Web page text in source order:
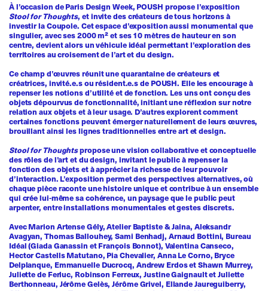
À l’occasion de Paris Design Week, POUSH propose l’exposition
Stool for Thoughts, et invite des créateurs de tous horizons à
investir la Coupole. Cet espace d’exposition aussi monumental que
singulier, avec ses 2000 m² et ses 10 mètres de hauteur en son
centre, devient alors un véhicule idéal permettant l’exploration des
territoires au croisement de l’art et du design.
Ce champ d’œuvres réunit une quarantaine de créateurs et
créatrices, invité.e.s ou résident.e.s de POUSH. Elle les encourage à
repenser les notions d’utilité et de fonction. Les uns ont conçu des
objets dépourvus de fonctionnalité, initiant une réflexion sur notre
relation aux objets et à leur usage. D’autres explorent comment
certaines fonctions peuvent émerger naturellement de leurs œuvres,
brouillant ainsi les lignes traditionnelles entre art et design.
Stool for Thoughtspropose une vision collaborative et conceptuelle
des rôles de l’art et du design, invitant le public à repenser la
fonction des objets et à apprécier la richesse de leur pouvoir
d’interaction. L’exposition permet des perspectives alternatives, où
chaque pièce raconte une histoire unique et contribue à un ensemble
qui crée lui-même sa cohérence, un paysage que le public peut
arpenter, entre installations monumentales et gestes discrets.
Avec Marion Artense Gély, Atelier Baptiste & Jaina, Aleksandr
Avagyan, Thomas Ballouhey, Sami Benhadj, Arnaud Bottini, Bureau
Idéal (Giada Ganassin et François Bonnot), Valentina Canseco,
Hector Castells Matutano, Pia Chevalier, Anna Le Corno, Bryce
Delplanque, Emmanuelle Ducrocq, Andrew Erdos et Shawn Murrey,
Juliette de Ferluc, Robinson Ferreux, Justine Gaignault et Juliette
Berthonneau, Jérôme Gelès, Jérôme Grivel, Ellande Jaureguiberry,